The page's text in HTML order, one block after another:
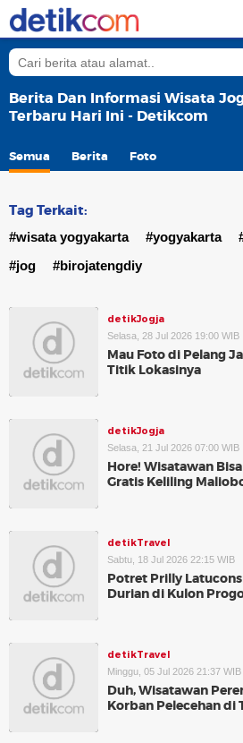
Berita Dan Informasi Wisata
Terbaru Hari Ini - Detikcom
Semua Berita Foto
Tag Terkait:
#wisata yogyakarta #yogyakarta
#jog
#birojatengdiy
detikJogja
Selasa, 28 Jul 2026 19:00 WIB
Mau Foto di Pelang
Titik Lokasinya
detikJogja
Selasa, 21 Jul 2026 07:00 WIB
Hore! Wisatawan
Gratis Keliling
detikTravel
Sabtu, 18 Jul 2026 22:15 WIB
Potret Prilly
Durian di Kulon
detikTravel
Minggu, 05 Jul 2026 21:37 WIB
Duh, Wisatawan
Korban Pelecehan di